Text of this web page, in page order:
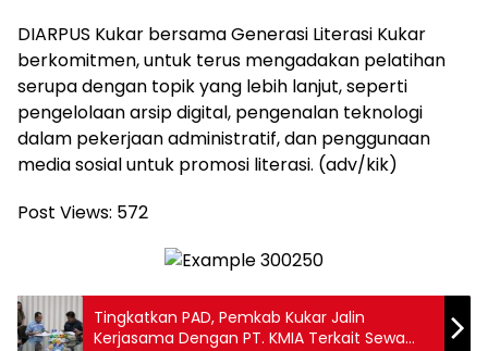
DIARPUS Kukar bersama Generasi Literasi Kukar
berkomitmen, untuk terus mengadakan pelatihan
serupa dengan topik yang lebih lanjut, seperti
pengelolaan arsip digital, pengenalan teknologi
dalam pekerjaan administratif, dan penggunaan
media sosial untuk promosi literasi. (adv/kik)
Post Views: 572
Tingkatkan PAD, Pemkab Kukar Jalin
Kerjasama Dengan PT. KMIA Terkait Sewa